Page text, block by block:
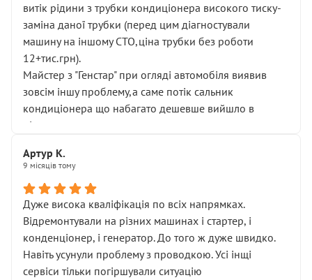
витік рідини з трубки кондиціонера високого тиску-
заміна даної трубки (перед цим діагностували
машину на іншому СТО,ціна трубки без роботи
12+тис.грн).
Майстер з "Генстар" при огляді автомобіля виявив
зовсім іншу проблему,а саме потік сальник
кондиціонера що набагато дешевше вийшло в
підсумку.
Артур К.
9 місяців тому
Дуже висока кваліфікація по всіх напрямках.
Відремонтували на різних машинах і стартер, і
конденціонер, і генератор. До того ж дуже швидко.
Навіть усунули проблему з проводкою. Усі інщі
сервіси тільки погіршували ситуацію